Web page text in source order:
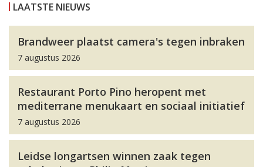
LAATSTE NIEUWS
Brandweer plaatst camera's tegen inbraken
7 augustus 2026
Restaurant Porto Pino heropent met
mediterrane menukaart en sociaal initiatief
7 augustus 2026
Leidse longartsen winnen zaak tegen